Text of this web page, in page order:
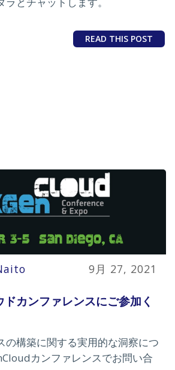
READ THIS POST
9月 27, 2021
カンファレンスにご参加く
の構築に関する実用的な洞察につ
カンファレンスでお問い合